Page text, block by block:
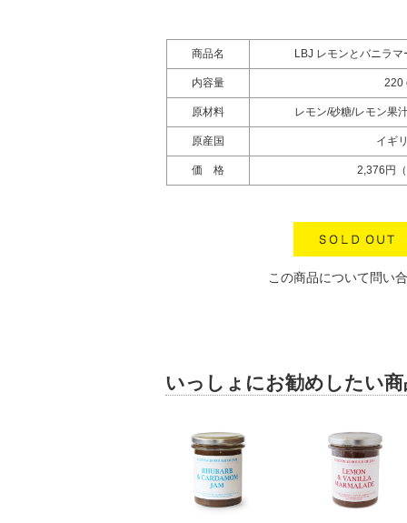
商品名 LBJ レモンとバニラ
内容量 220
原材料 レモン/砂糖/レモン果
原産国 イギ
価 格 2,376円
この商品について問い
いっしょにお勧めしたい商